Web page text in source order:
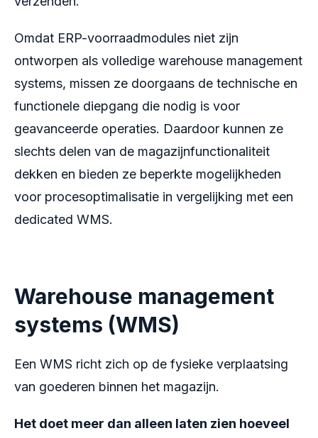
Omdat ERP-voorraadmodules niet zijn
ontworpen als volledige warehouse management
systems, missen ze doorgaans de technische en
functionele diepgang die nodig is voor
geavanceerde operaties. Daardoor kunnen ze
slechts delen van de magazijnfunctionaliteit
dekken en bieden ze beperkte mogelijkheden
voor procesoptimalisatie in vergelijking met een
dedicated WMS.
Warehouse management
systems (WMS)
Een WMS richt zich op de fysieke verplaatsing
van goederen binnen het magazijn.
Het doet meer dan alleen laten zien hoeveel